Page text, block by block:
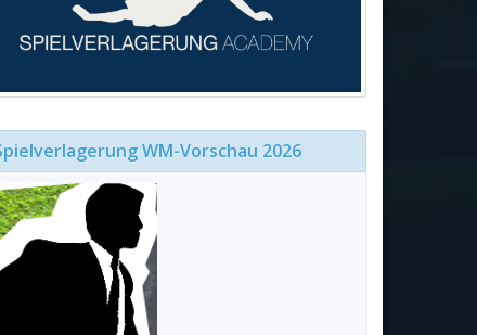
WM-Vorschau 2026